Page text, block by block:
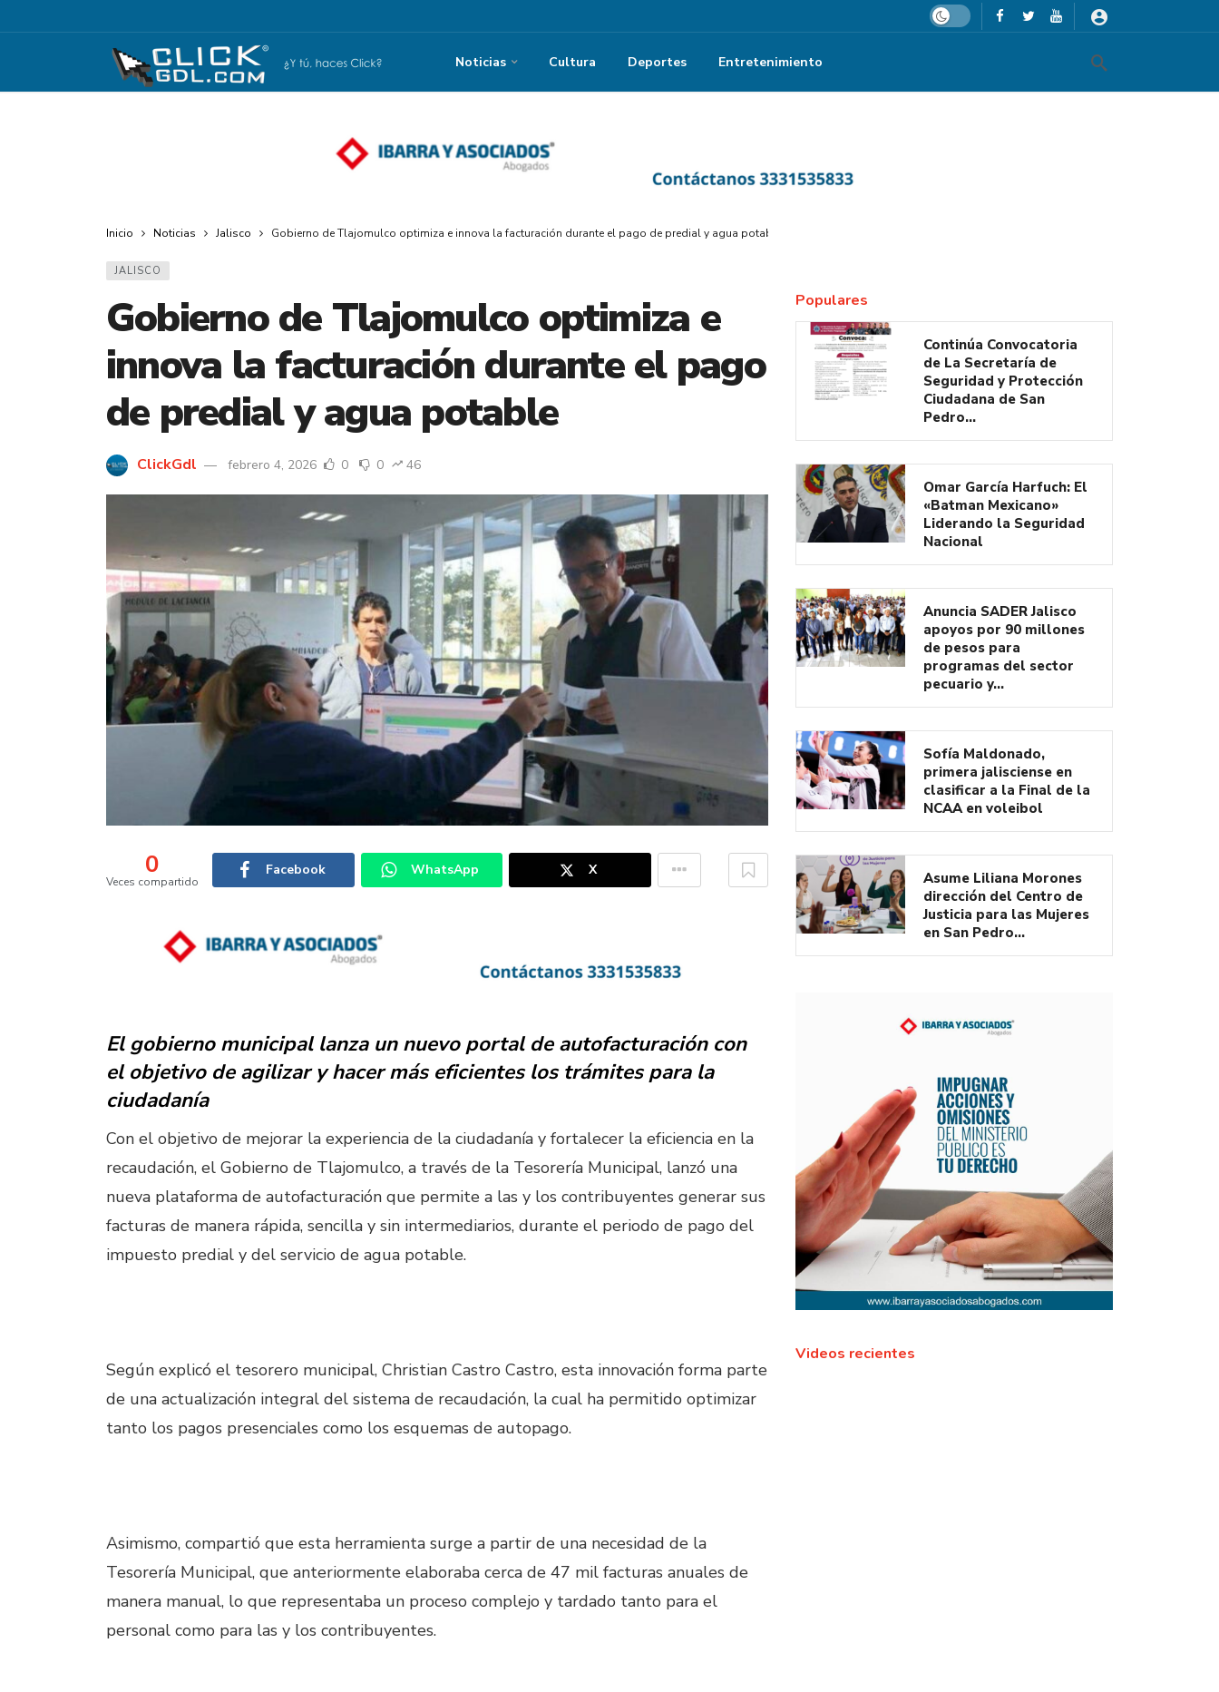
Dark mode
Noticias Cultura Deportes Entretenimiento
Inicio Noticias Jalisco Gobierno de Tlajomulco optimiza e innova la facturación durante el pago de predial y agua potable
JALISCO
Gobierno de Tlajomulco optimiza e
innova la facturación durante el pago
de predial y agua potable
ClickGdl febrero 4, 2026 0 0 46
0
Veces compartido
Facebook WhatsApp X
El gobierno municipal lanza un nuevo portal de autofacturación con
el objetivo de agilizar y hacer más eficientes los trámites para la
ciudadanía
Con el objetivo de mejorar la experiencia de la ciudadanía y fortalecer la eficiencia en la
recaudación, el Gobierno de Tlajomulco, a través de la Tesorería Municipal, lanzó una
nueva plataforma de autofacturación que permite a las y los contribuyentes generar sus
facturas de manera rápida, sencilla y sin intermediarios, durante el periodo de pago del
impuesto predial y del servicio de agua potable.
Según explicó el tesorero municipal, Christian Castro Castro, esta innovación forma parte
de una actualización integral del sistema de recaudación, la cual ha permitido optimizar
tanto los pagos presenciales como los esquemas de autopago.
Asimismo, compartió que esta herramienta surge a partir de una necesidad de la
Tesorería Municipal, que anteriormente elaboraba cerca de 47 mil facturas anuales de
manera manual, lo que representaba un proceso complejo y tardado tanto para el
personal como para las y los contribuyentes.
Populares
Continúa Convocatoria
de La Secretaría de
Seguridad y Protección
Ciudadana de San
Pedro…
Omar García Harfuch: El
«Batman Mexicano»
Liderando la Seguridad
Nacional
Anuncia SADER Jalisco
apoyos por 90 millones
de pesos para
programas del sector
pecuario y…
Sofía Maldonado,
primera jalisciense en
clasificar a la Final de la
NCAA en voleibol
Asume Liliana Morones
dirección del Centro de
Justicia para las Mujeres
en San Pedro…
Videos recientes